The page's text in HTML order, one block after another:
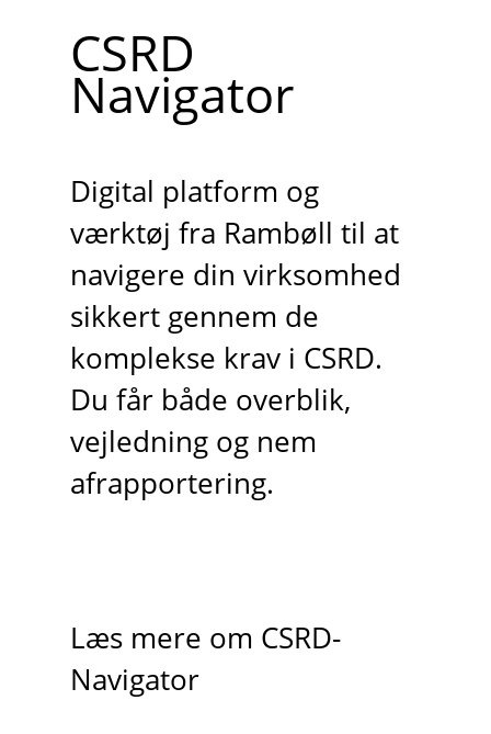
CSRD
Navigator
Digital platform og
værktøj fra Rambøll til at
navigere din virksomhed
sikkert gennem de
komplekse krav i CSRD.
Du får både overblik,
vejledning og nem
afrapportering.
Læs mere om CSRD-
Navigator